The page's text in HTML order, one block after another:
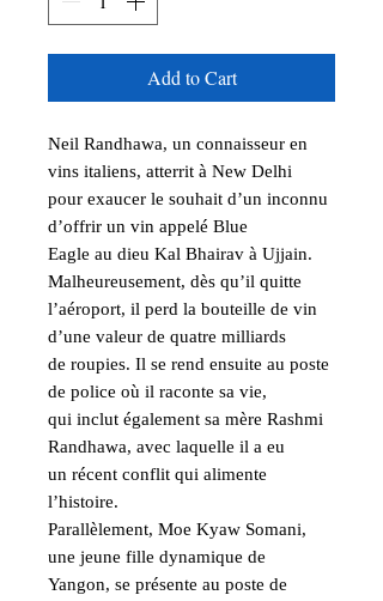
Add to Cart
Neil Randhawa, un connaisseur en
vins italiens, atterrit à New Delhi
pour exaucer le souhait d’un inconnu
d’offrir un vin appelé Blue
Eagle au dieu Kal Bhairav à Ujjain.
Malheureusement, dès qu’il quitte
l’aéroport, il perd la bouteille de vin
d’une valeur de quatre milliards
de roupies. Il se rend ensuite au poste
de police où il raconte sa vie,
qui inclut également sa mère Rashmi
Randhawa, avec laquelle il a eu
un récent conflit qui alimente
l’histoire.
Parallèlement, Moe Kyaw Somani,
une jeune fille dynamique de
Yangon, se présente au poste de